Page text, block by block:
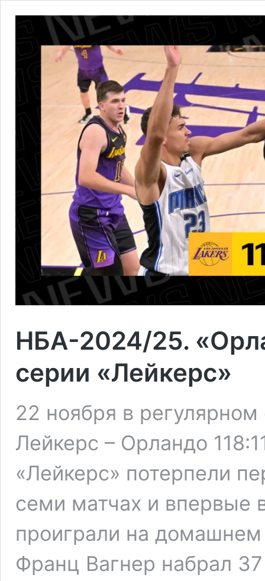
НБА-2024/25.
серии «Лейкерс»
22 ноября в
Лейкерс – Орландо
«Лейкерс» потерпели
семи матчах и впервые
проиграли на
Франц Вагнер набрал